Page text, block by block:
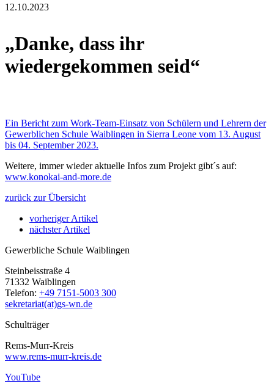
12.10.2023
„Danke, dass ihr
wiedergekommen seid“
Ein Bericht zum Work-Team-Einsatz von Schülern und Lehrern der
Gewerblichen Schule Waiblingen in Sierra Leone vom 13. August
bis 04. September 2023.
Weitere, immer wieder aktuelle Infos zum Projekt gibt´s auf:
www.konokai-and-more.de
zurück zur Übersicht
vorheriger Artikel
nächster Artikel
Gewerbliche Schule Waiblingen
Steinbeisstraße 4
71332 Waiblingen
Telefon: +49 7151-5003 300
sekretariat(at)gs-wn.de
Schulträger
Rems-Murr-Kreis
www.rems-murr-kreis.de
YouTube